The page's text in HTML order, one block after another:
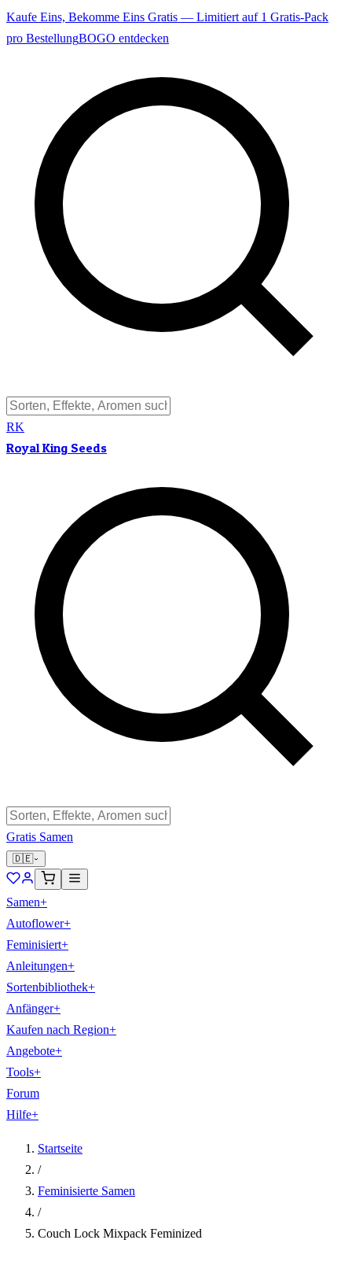
Kaufe Eins, Bekomme Eins Gratis — Limitiert auf 1 Gratis-Pack
pro BestellungBOGO entdecken
RK
Royal King Seeds
Gratis Samen
🇩🇪
Samen+
Autoflower+
Feminisiert+
Anleitungen+
Sortenbibliothek+
Anfänger+
Kaufen nach Region+
Angebote+
Tools+
Forum
Hilfe+
Startseite
/
Feminisierte Samen
/
Couch Lock Mixpack Feminized